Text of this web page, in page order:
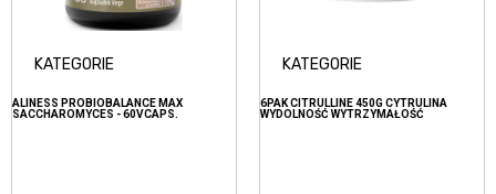
KATEGORIE
ALINESS PROBIOBALANCE MAX
SACCHAROMYCES - 60VCAPS.
KATEGORIE
6PAK CITRULLINE 450G CYTRULINA
WYDOLNOŚĆ WYTRZYMAŁOŚĆ